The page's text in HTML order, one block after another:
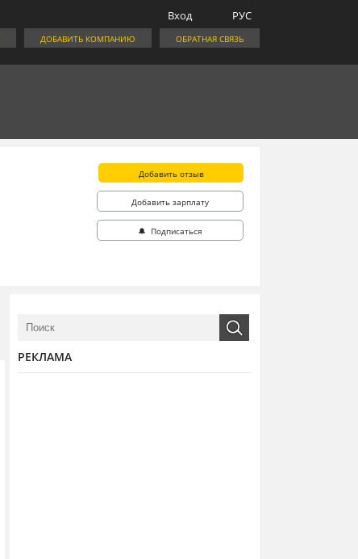
РУС
Вход
ОБРАТНАЯ СВЯЗЬ
ДОБАВИТЬ КОМПАНИЮ
Добавить отзыв
Добавить зарплату
🔔 Подписаться
РЕКЛАМА